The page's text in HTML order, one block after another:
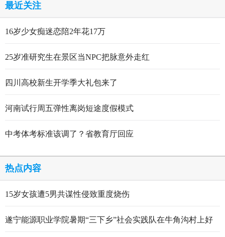
最近关注
16岁少女痴迷恋陪2年花17万
25岁准研究生在景区当NPC把脉意外走红
四川高校新生开学季大礼包来了
河南试行周五弹性离岗短途度假模式
中考体考标准该调了？省教育厅回应
热点内容
15岁女孩遭5男共谋性侵致重度烧伤
遂宁能源职业学院暑期“三下乡”社会实践队在牛角沟村上好